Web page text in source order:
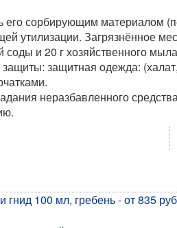
его сорбирующим материалом
утилизации. Загрязнённое
и 20 г хозяйственного
защитная одежда:
неразбавленного
100 мл, гребень - от 835